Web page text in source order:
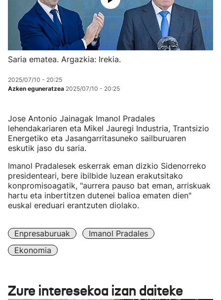
Saria ematea. Argazkia: Irekia.
2025/07/10 - 20:25
Azken eguneratzea 2025/07/10 - 20:25
Jose Antonio Jainagak Imanol Pradales
lehendakariaren eta Mikel Jauregi Industria, Trantsizio
Energetiko eta Jasangarritasuneko sailburuaren
eskutik jaso du saria.
Imanol Pradalesek eskerrak eman dizkio Sidenorreko
presidenteari, bere ibilbide luzean erakutsitako
konpromisoagatik, "aurrera pauso bat eman, arriskuak
hartu eta inbertitzen dutenei balioa ematen dien"
euskal ereduari erantzuten diolako.
Enpresaburuak
Imanol Pradales
Ekonomia
Zure interesekoa izan daiteke